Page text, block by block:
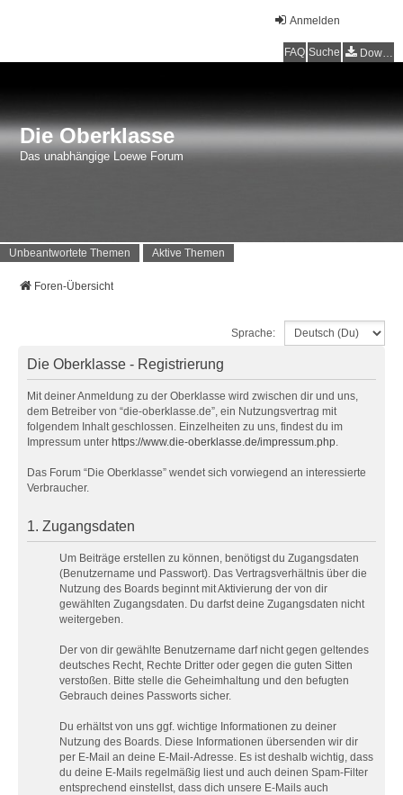
Anmelden
FAQ Suche Downloads
Die Oberklasse
Das unabhängige Loewe Forum
Unbeantwortete Themen Aktive Themen
Foren-Übersicht
Sprache:
Die Oberklasse - Registrierung
Mit deiner Anmeldung zu der Oberklasse wird zwischen dir und uns,
dem Betreiber von “die-oberklasse.de”, ein Nutzungsvertrag mit
folgendem Inhalt geschlossen. Einzelheiten zu uns, findest du im
Impressum unter https://www.die-oberklasse.de/impressum.php.
Das Forum “Die Oberklasse” wendet sich vorwiegend an interessierte
Verbraucher.
1. Zugangsdaten
Um Beiträge erstellen zu können, benötigst du Zugangsdaten
(Benutzername und Passwort). Das Vertragsverhältnis über die
Nutzung des Boards beginnt mit Aktivierung der von dir
gewählten Zugangsdaten. Du darfst deine Zugangsdaten nicht
weitergeben.
Der von dir gewählte Benutzername darf nicht gegen geltendes
deutsches Recht, Rechte Dritter oder gegen die guten Sitten
verstoßen. Bitte stelle die Geheimhaltung und den befugten
Gebrauch deines Passworts sicher.
Du erhältst von uns ggf. wichtige Informationen zu deiner
Nutzung des Boards. Diese Informationen übersenden wir dir
per E-Mail an deine E-Mail-Adresse. Es ist deshalb wichtig, dass
du deine E-Mails regelmäßig liest und auch deinen Spam-Filter
entsprechend einstellst, dass dich unsere E-Mails auch